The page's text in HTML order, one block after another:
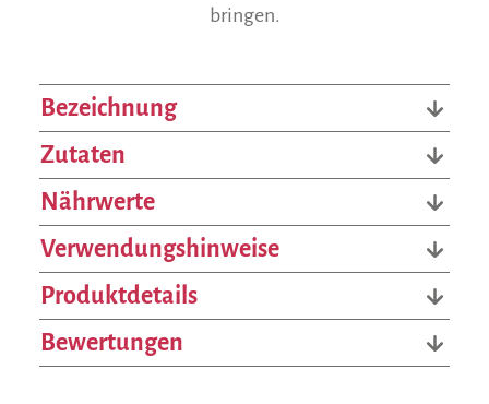
bringen.
Bezeichnung
Zutaten
Nährwerte
Verwendungshinweise
Produktdetails
Bewertungen